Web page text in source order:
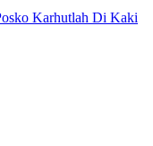
Karhutlah Di Kaki